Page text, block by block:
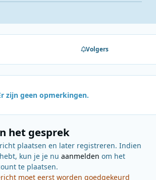
Volgers
zijn geen opmerkingen.
het gesprek
plaatsen en later registreren. Indien
kun je je nu aanmelden om het
te plaatsen.
moet eerst worden goedgekeurd